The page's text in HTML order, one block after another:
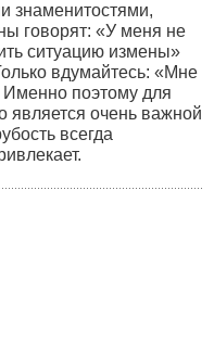
знаменитостями,
говорят: «У меня не
ситуацию измены»
вдумайтесь: «Мне
Именно поэтому для
очень важной
всегда